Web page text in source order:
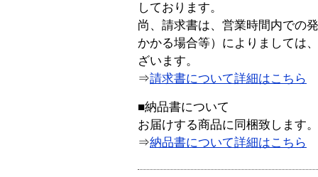
しております。
尚、請求書は、営業時間内での
かかる場合等）によりましては
ざいます。
⇒請求書について詳細はこちら
■納品書について
お届けする商品に同梱致します。
⇒納品書について詳細はこちら